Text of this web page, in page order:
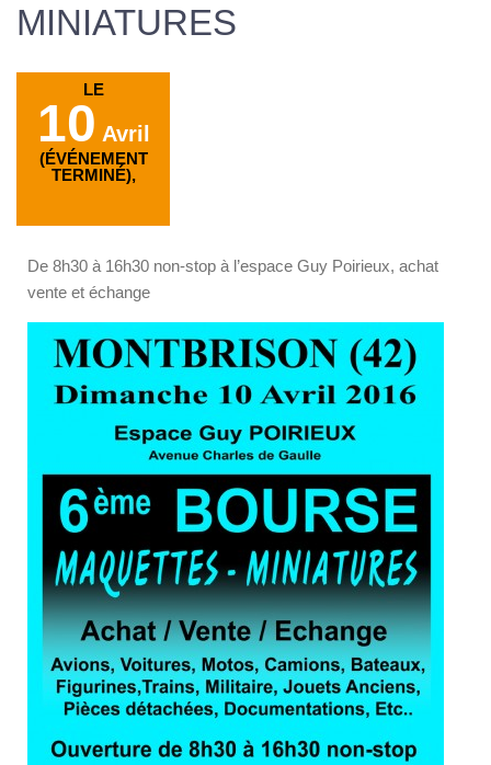
MINIATURES
LE
10 Avril
(ÉVÉNEMENT
TERMINÉ),
De 8h30 à 16h30 non-stop à l’espace Guy Poirieux, achat
vente et échange